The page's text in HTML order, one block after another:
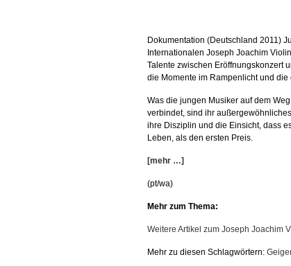
Dokumentation (Deutschland 2011)
Internationalen Joseph Joachim
Talente zwischen Eröffnungskonzert
die Momente im Rampenlicht und
Was die jungen Musiker auf dem
verbindet, sind ihr
ihre Disziplin und die Einsicht, dass
Leben, als den ersten Preis.
[mehr …]
(pt/wa)
Mehr zum Thema:
Weitere Artikel zum Joseph Joachim
Mehr zu diesen Schlagwörtern: Geiger